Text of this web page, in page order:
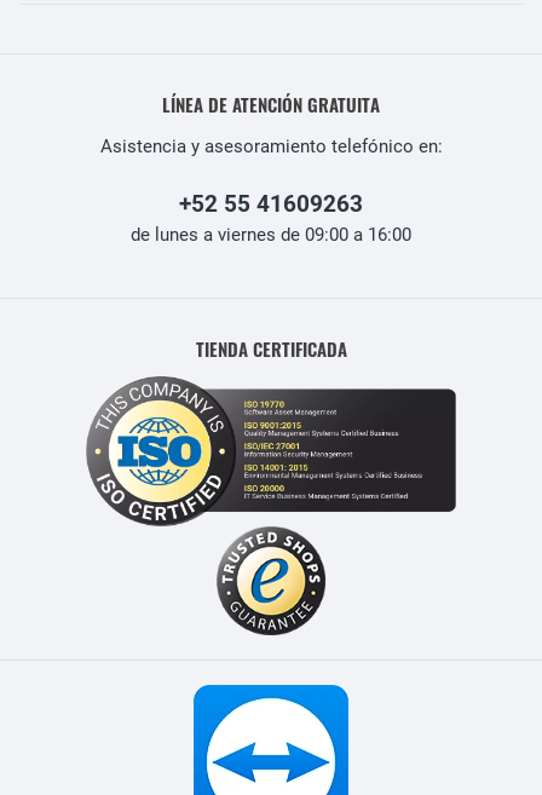
LÍNEA DE ATENCIÓN GRATUITA
Asistencia y asesoramiento telefónico en:
+52 55 41609263
de lunes a viernes de 09:00 a 16:00
TIENDA CERTIFICADA